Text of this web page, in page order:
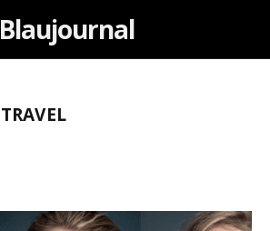
Blaujournal
TRAVEL